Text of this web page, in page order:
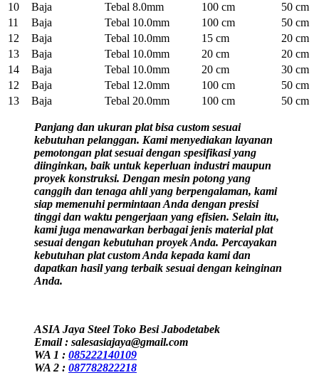
10
Baja Tebal 8.0mm 100 cm
50 cm
11
Baja Tebal 10.0mm 100 cm
50 cm
12
Baja Tebal 10.0mm 15 cm
20 cm
13
Baja Tebal 10.0mm 20 cm
20 cm
14
Baja Tebal 10.0mm 20 cm
30 cm
12
Baja Tebal 12.0mm 100 cm
50 cm
13
Baja Tebal 20.0mm 100 cm 50 cm
Panjang dan ukuran plat bisa custom sesuai
kebutuhan pelanggan. Kami menyediakan layanan
pemotongan plat sesuai dengan spesifikasi yang
diinginkan, baik untuk keperluan industri maupun
proyek konstruksi. Dengan mesin potong yang
canggih dan tenaga ahli yang berpengalaman, kami
siap memenuhi permintaan Anda dengan presisi
tinggi dan waktu pengerjaan yang efisien. Selain itu,
kami juga menawarkan berbagai jenis material plat
sesuai dengan kebutuhan proyek Anda. Percayakan
kebutuhan plat custom Anda kepada kami dan
dapatkan hasil yang terbaik sesuai dengan keinginan
Anda.
ASIA Jaya Steel Toko Besi Jabodetabek
Email : salesasiajaya@gmail.com
WA 1 : 085222140109
WA 2 : 087782822218